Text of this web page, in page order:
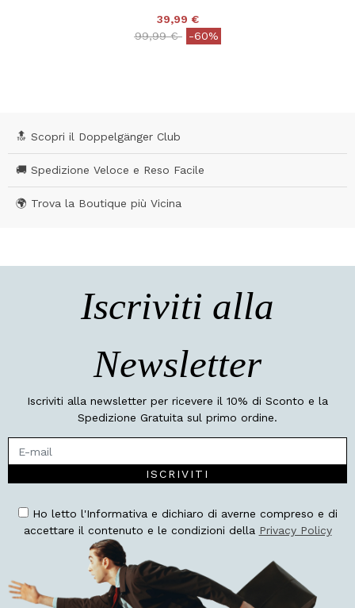
39,99 €
Price reduced from
99,99 €to-60%
🔝 Scopri il Doppelgänger Club
🚚 Spedizione Veloce e Reso Facile
🌍 Trova la Boutique più Vicina
Iscriviti alla
Newsletter
Iscriviti alla newsletter per ricevere il 10% di Sconto e la
Spedizione Gratuita sul primo ordine.
ISCRIVITI
Ho letto l'Informativa e dichiaro di averne compreso e di
accettare il contenuto e le condizioni della Privacy Policy